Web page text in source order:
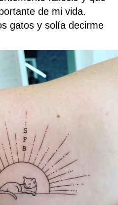
de mi vida.
gatos y solía decirme